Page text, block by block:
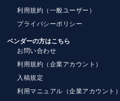
利用規約（一般ユーザー）
プライバシーポリシー
ベンダーの方はこちら
お問い合わせ
利用規約（企業アカウント）
入稿規定
利用マニュアル（企業アカウント）